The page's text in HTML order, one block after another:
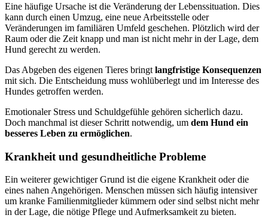
Eine häufige Ursache ist die Veränderung der Lebenssituation. Dies
kann durch einen Umzug, eine neue Arbeitsstelle oder
Veränderungen im familiären Umfeld geschehen. Plötzlich wird der
Raum oder die Zeit knapp und man ist nicht mehr in der Lage, dem
Hund gerecht zu werden.
Das Abgeben des eigenen Tieres bringt langfristige Konsequenzen
mit sich. Die Entscheidung muss wohlüberlegt und im Interesse des
Hundes getroffen werden.
Emotionaler Stress und Schuldgefühle gehören sicherlich dazu.
Doch manchmal ist dieser Schritt notwendig, um dem Hund ein
besseres Leben zu ermöglichen.
Krankheit und gesundheitliche Probleme
Ein weiterer gewichtiger Grund ist die eigene Krankheit oder die
eines nahen Angehörigen. Menschen müssen sich häufig intensiver
um kranke Familienmitglieder kümmern oder sind selbst nicht mehr
in der Lage, die nötige Pflege und Aufmerksamkeit zu bieten.